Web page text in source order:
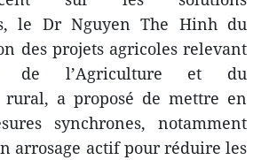
le Dr Nguyen The Hinh du
des projets agricoles relevant
de l’Agriculture et du
rural, a proposé de mettre en
synchrones, notamment
arrosage actif pour réduire les